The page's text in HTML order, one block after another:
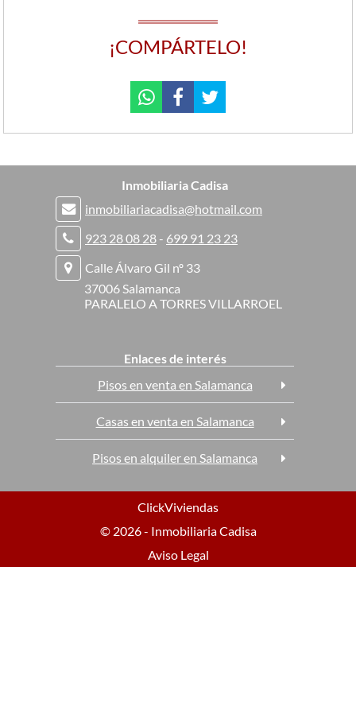
¡COMPÁRTELO!
Inmobiliaria Cadisa
inmobiliariacadisa@hotmail.com
923 28 08 28 - 699 91 23 23
Calle Álvaro Gil nº 33
37006 Salamanca
PARALELO A TORRES VILLARROEL
Enlaces de interés
Pisos en venta en Salamanca
Casas en venta en Salamanca
Pisos en alquiler en Salamanca
ClickViviendas
© 2026 - Inmobiliaria Cadisa
Aviso Legal